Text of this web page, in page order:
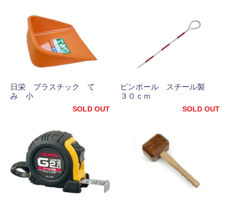
日栄 プラスチック て
み 小
SOLD OUT
ピンポール スチール製
３０ｃｍ
SOLD OUT